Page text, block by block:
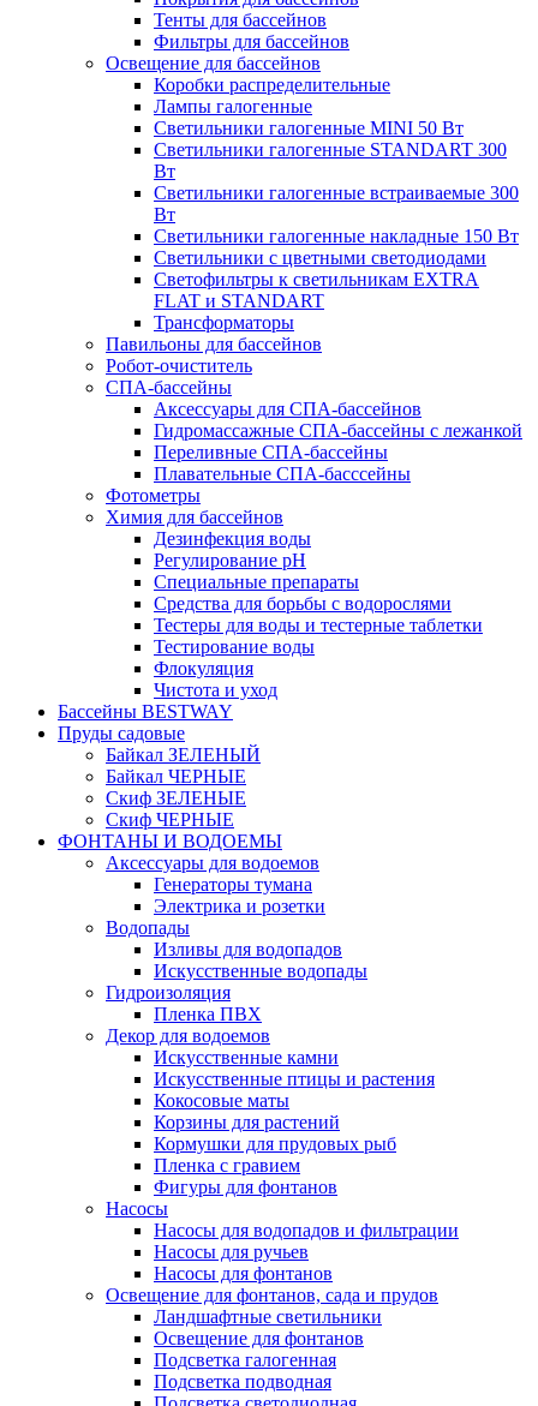
Тенты для бассейнов
Фильтры для бассейнов
Освещение для бассейнов
Коробки распределительные
Лампы галогенные
Светильники галогенные MINI 50 Вт
Светильники галогенные STANDART 300
Вт
Светильники галогенные встраиваемые 300
Вт
Светильники галогенные накладные 150 Вт
Светильники с цветными светодиодами
Светофильтры к светильникам EXTRA
FLAT и STANDART
Трансформаторы
Павильоны для бассейнов
Робот-очиститель
СПА-бассейны
Аксессуары для СПА-бассейнов
Гидромассажные СПА-бассейны с лежанкой
Переливные СПА-бассейны
Плавательные СПА-басссейны
Фотометры
Химия для бассейнов
Дезинфекция воды
Регулирование pH
Специальные препараты
Средства для борьбы с водорослями
Тестеры для воды и тестерные таблетки
Тестирование воды
Флокуляция
Чистота и уход
Бассейны BESTWAY
Пруды садовые
Байкал ЗЕЛЕНЫЙ
Байкал ЧЕРНЫЕ
Скиф ЗЕЛЕНЫЕ
Скиф ЧЕРНЫЕ
ФОНТАНЫ И ВОДОЕМЫ
Аксессуары для водоемов
Генераторы тумана
Электрика и розетки
Водопады
Изливы для водопадов
Искусственные водопады
Гидроизоляция
Пленка ПВХ
Декор для водоемов
Искусственные камни
Искусственные птицы и растения
Кокосовые маты
Корзины для растений
Кормушки для прудовых рыб
Пленка с гравием
Фигуры для фонтанов
Насосы
Насосы для водопадов и фильтрации
Насосы для ручьев
Насосы для фонтанов
Освещение для фонтанов, сада и прудов
Ландшафтные светильники
Освещение для фонтанов
Подсветка галогенная
Подсветка подводная